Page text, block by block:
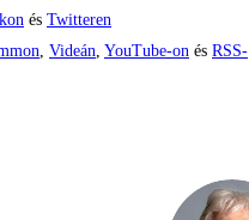
és Twitteren
Videán YouTube-on és RSS-